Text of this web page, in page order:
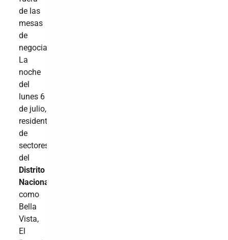
de las
mesas
de
negociación.
La
noche
del
lunes 6
de julio,
residentes
de
sectores
del
Distrito
Nacional
como
Bella
Vista,
El